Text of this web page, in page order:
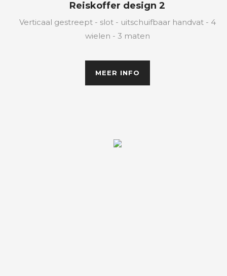
Reiskoffer design 2
Verticaal gestreept - slot - uitschuifbaar handvat - 4
wielen - 3 maten
MEER INFO